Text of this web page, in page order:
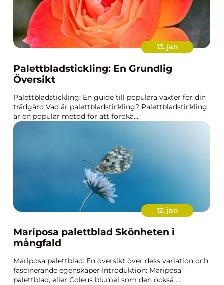
13. jan
Palettbladstickling: En Grundlig
Översikt
Palettbladstickling: En guide till populära växter för din
trädgård Vad är palettbladstickling? Palettbladstickling
är en populär metod för att föröka...
12. jan
Mariposa palettblad Skönheten i
mångfald
Mariposa palettblad: En översikt över dess variation och
fascinerande egenskaper Introduktion: Mariposa
palettblad, eller Coleus blumei som den också ...